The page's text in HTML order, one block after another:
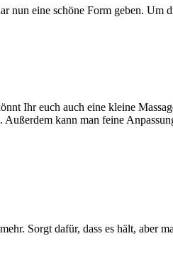
eine schöne Form geben.
Ihr euch auch eine kleine
kann man feine
Sorgt dafür, dass es hält, aber